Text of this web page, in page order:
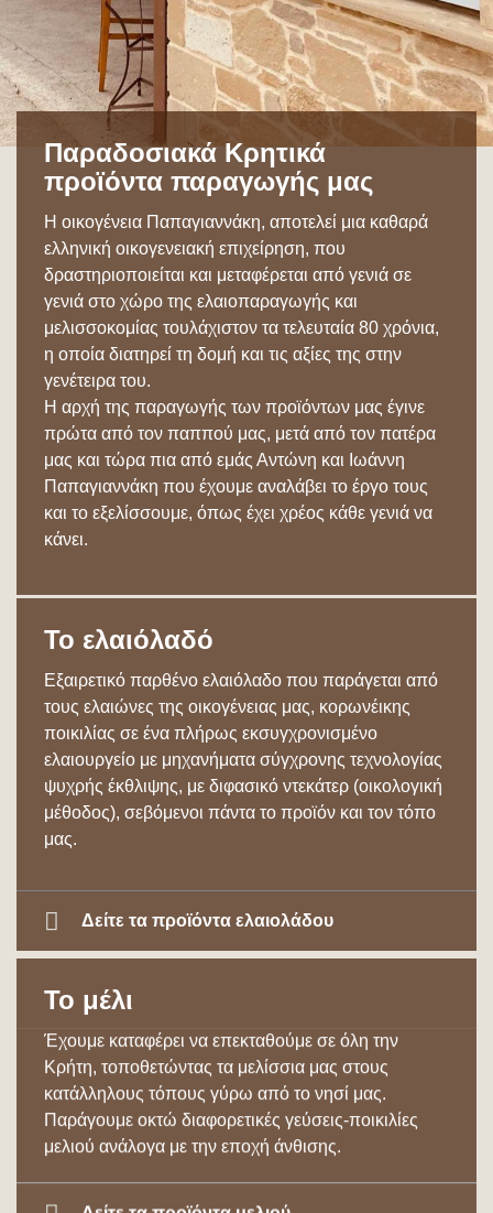
Παραδοσιακά Κρητικά
προϊόντα παραγωγής μας
Η οικογένεια Παπαγιαννάκη, αποτελεί μια καθαρά
ελληνική οικογενειακή επιχείρηση, που
δραστηριοποιείται και μεταφέρεται από γενιά σε
γενιά στο χώρο της ελαιοπαραγωγής και
μελισσοκομίας τουλάχιστον τα τελευταία 80 χρόνια,
η οποία διατηρεί τη δομή και τις αξίες της στην
γενέτειρα του.
Η αρχή της παραγωγής των προϊόντων μας έγινε
πρώτα από τον παππού μας, μετά από τον πατέρα
μας και τώρα πια από εμάς Αντώνη και Ιωάννη
Παπαγιαννάκη που έχουμε αναλάβει το έργο τους
και το εξελίσσουμε, όπως έχει χρέος κάθε γενιά να
κάνει.
Το ελαιόλαδό
Εξαιρετικό παρθένο ελαιόλαδο που παράγεται από
τους ελαιώνες της οικογένειας μας, κορωνέικης
ποικιλίας σε ένα πλήρως εκσυγχρονισμένο
ελαιουργείο με μηχανήματα σύγχρονης τεχνολογίας
ψυχρής έκθλιψης, με διφασικό ντεκάτερ (οικολογική
μέθοδος), σεβόμενοι πάντα το προϊόν και τον τόπο
μας.
Δείτε τα προϊόντα ελαιολάδου
Το μέλι
Έχουμε καταφέρει να επεκταθούμε σε όλη την
Κρήτη, τοποθετώντας τα μελίσσια μας στους
κατάλληλους τόπους γύρω από το νησί μας.
Παράγουμε οκτώ διαφορετικές γεύσεις-ποικιλίες
μελιού ανάλογα με την εποχή άνθισης.